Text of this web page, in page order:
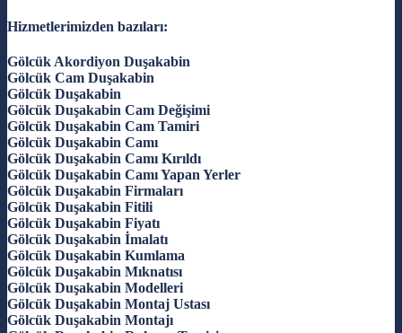
Hizmetlerimizden bazıları:
Gölcük Akordiyon Duşakabin
Gölcük Cam Duşakabin
Gölcük Duşakabin
Gölcük Duşakabin Cam Değişimi
Gölcük Duşakabin Cam Tamiri
Gölcük Duşakabin Camı
Gölcük Duşakabin Camı Kırıldı
Gölcük Duşakabin Camı Yapan Yerler
Gölcük Duşakabin Firmaları
Gölcük Duşakabin Fitili
Gölcük Duşakabin Fiyatı
Gölcük Duşakabin İmalatı
Gölcük Duşakabin Kumlama
Gölcük Duşakabin Mıknatısı
Gölcük Duşakabin Modelleri
Gölcük Duşakabin Montaj Ustası
Gölcük Duşakabin Montajı